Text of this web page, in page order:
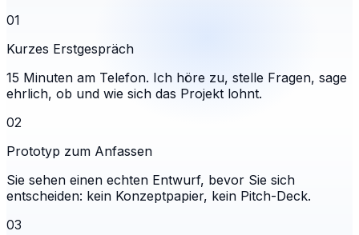
01
Kurzes Erstgespräch
15 Minuten am Telefon. Ich höre zu, stelle Fragen, sage
ehrlich, ob und wie sich das Projekt lohnt.
02
Prototyp zum Anfassen
Sie sehen einen echten Entwurf, bevor Sie sich
entscheiden: kein Konzeptpapier, kein Pitch-Deck.
03